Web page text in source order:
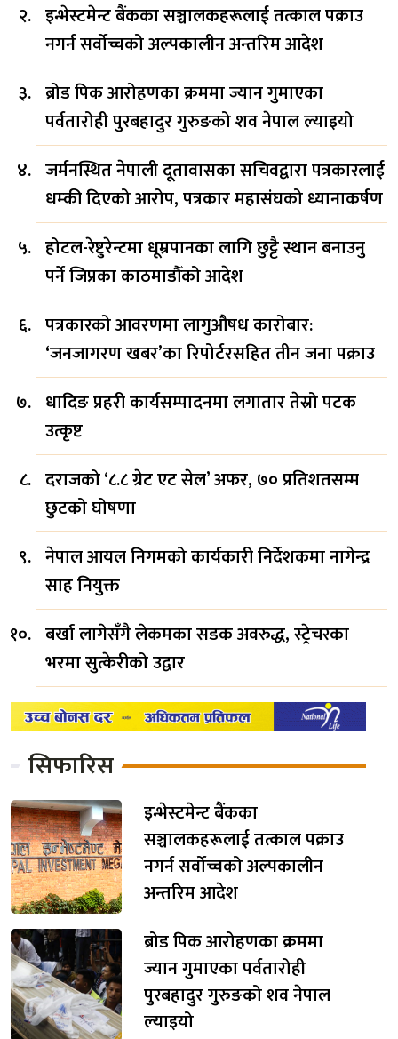
इन्भेस्टमेन्ट बैंकका सञ्चालकहरूलाई तत्काल पक्राउ
नगर्न सर्वोच्चको अल्पकालीन अन्तरिम आदेश
ब्रोड पिक आरोहणका क्रममा ज्यान गुमाएका
पर्वतारोही पुरबहादुर गुरुङको शव नेपाल ल्याइयो
जर्मनस्थित नेपाली दूतावासका सचिवद्वारा पत्रकारलाई
धम्की दिएको आरोप, पत्रकार महासंघको ध्यानाकर्षण
होटल-रेष्टुरेन्टमा धूम्रपानका लागि छुट्टै स्थान बनाउनु
पर्ने जिप्रका काठमाडौँको आदेश
पत्रकारको आवरणमा लागुऔषध कारोबार:
‘जनजागरण खबर’का रिपोर्टरसहित तीन जना पक्राउ
धादिङ प्रहरी कार्यसम्पादनमा लगातार तेस्रो पटक
उत्कृष्ट
दराजको ‘८.८ ग्रेट एट सेल’ अफर, ७० प्रतिशतसम्म
छुटको घोषणा
नेपाल आयल निगमको कार्यकारी निर्देशकमा नागेन्द्र
साह नियुक्त
बर्खा लागेसँगै लेकमका सडक अवरुद्ध, स्ट्रेचरका
भरमा सुत्केरीको उद्वार
सिफारिस
इन्भेस्टमेन्ट बैंकका
सञ्चालकहरूलाई तत्काल पक्राउ
नगर्न सर्वोच्चको अल्पकालीन
अन्तरिम आदेश
ब्रोड पिक आरोहणका क्रममा
ज्यान गुमाएका पर्वतारोही
पुरबहादुर गुरुङको शव नेपाल
ल्याइयो